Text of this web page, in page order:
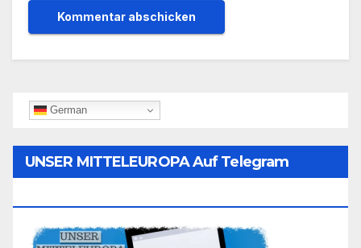
German
UNSER MITTELEUROPA Auf Telegram